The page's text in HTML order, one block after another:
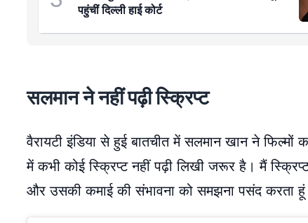
पहुंचीं दिल्ली हाई कोर्ट
सलमान ने नहीं पढ़ी स्क्रिप्ट
वैरायटी इंडिया से हुई बातचीत में सलमान खान ने
में कभी कोई स्क्रिप्ट नहीं पढ़ी लिखी जरूर है। मैं
और उसकी कमाई की संभावना को समझना पसंद करता